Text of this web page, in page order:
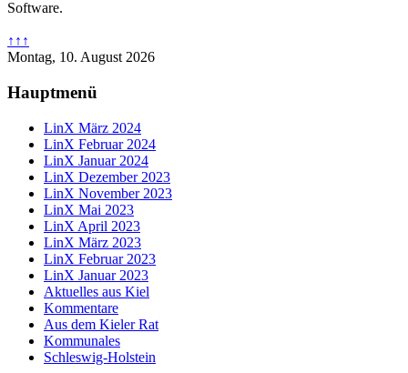
Software.
↑↑↑
Montag, 10. August 2026
Hauptmenü
LinX März 2024
LinX Februar 2024
LinX Januar 2024
LinX Dezember 2023
LinX November 2023
LinX Mai 2023
LinX April 2023
LinX März 2023
LinX Februar 2023
LinX Januar 2023
Aktuelles aus Kiel
Kommentare
Aus dem Kieler Rat
Kommunales
Schleswig-Holstein